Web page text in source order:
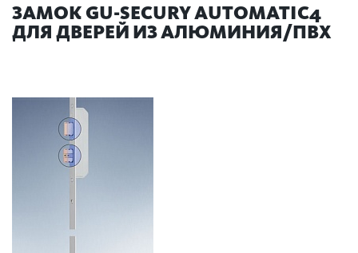
ЗАМОК GU-SECURY AUTOMATIC4
ДЛЯ ДВЕРЕЙ ИЗ АЛЮМИНИЯ/ПВХ